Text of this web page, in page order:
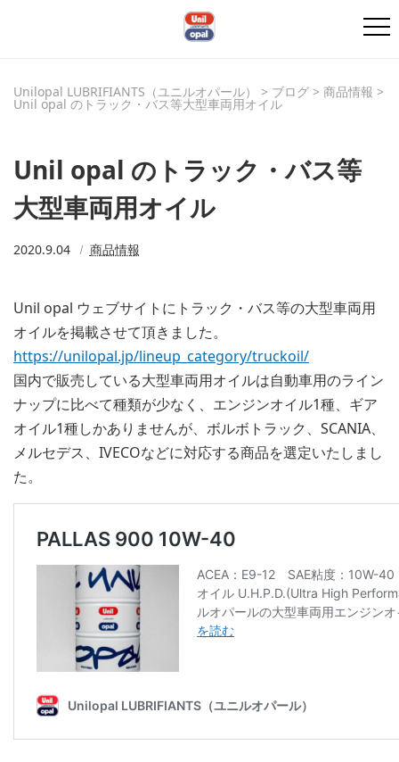
Unilopal LUBRIFIANTS（ユニルオパール） > ブログ > 商品情報 >
Unil opal のトラック・バス等大型車両用オイル
Unil opal のトラック・バス等
大型車両用オイル
2020.9.04 商品情報
Unil opal ウェブサイトにトラック・バス等の大型車両用
オイルを掲載させて頂きました。
https://unilopal.jp/lineup_category/truckoil/
国内で販売している大型車両用オイルは自動車用のライン
ナップに比べて種類が少なく、エンジンオイル1種、ギア
オイル1種しかありませんが、ボルボトラック、SCANIA、
メルセデス、IVECOなどに対応する商品を選定いたしまし
た。